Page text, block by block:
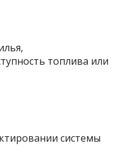
топлива или
системы